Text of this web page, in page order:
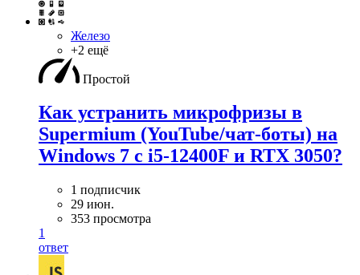
Железо
+2 ещё
Простой
Как устранить микрофризы в
Supermium (YouTube/чат-боты) на
Windows 7 с i5-12400F и RTX 3050?
1 подписчик
29 июн.
353 просмотра
1
ответ